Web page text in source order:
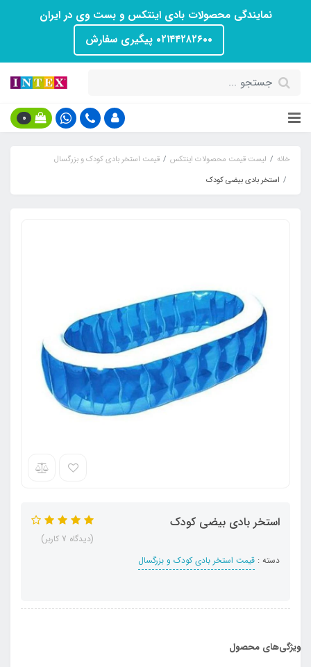
نمایندگی محصولات بادی اینتکس و بست وی در ایران
۰۲۱۴۴۲۸۲۶۰۰ پیگیری سفارش
0
خانه لیست قیمت محصولات اینتکس
قیمت استخر بادی کودک و بزرگسال
استخر بادی بیضی کودک
استخر بادی بیضی کودک
دسته : قیمت استخر بادی کودک و بزرگسال
(دیدگاه 7 کاربر)
ویژگی‌های محصول